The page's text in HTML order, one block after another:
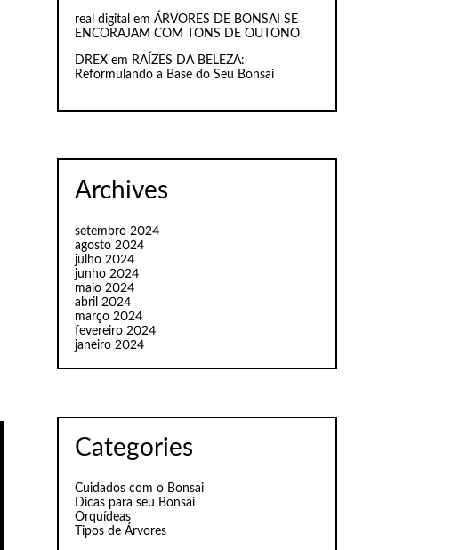
real digital em ÁRVORES DE BONSAI SE
ENCORAJAM COM TONS DE OUTONO
DREXem RAÍZES DA BELEZA:
Reformulando a Base do Seu Bonsai
Archives
setembro 2024
agosto 2024
julho 2024
junho 2024
maio 2024
abril 2024
março 2024
fevereiro 2024
janeiro 2024
Categories
Cuidados com o Bonsai
Dicas para seu Bonsai
Orquídeas
Tipos de Árvores